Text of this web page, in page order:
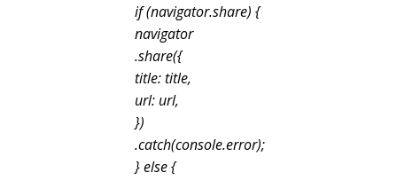
if (navigator.share) {
navigator
.share({
title: title,
url: url,
})
.catch(console.error);
} else {